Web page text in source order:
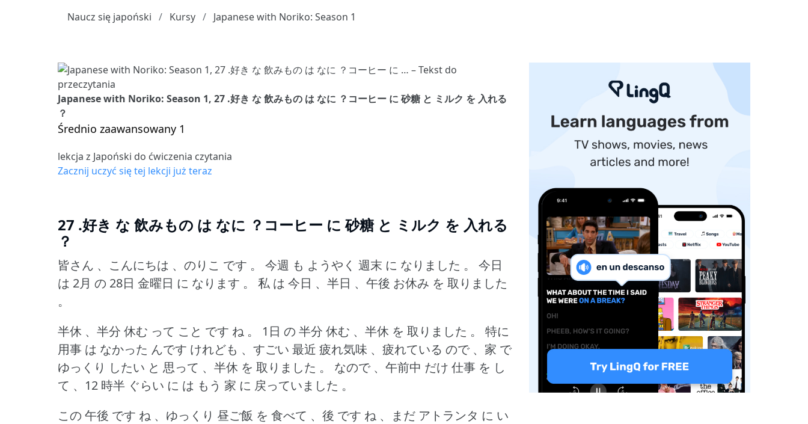
Naucz się japoński
Kursy Japanese with Noriko: Season 1
Japanese with Noriko: Season 1, 27 .好き な 飲みもの は なに ？コーヒー に 砂糖 と ミルク を 入れる
？
Średnio zaawansowany 1
lekcja z Japoński do ćwiczenia czytania
Zacznij uczyć się tej lekcji już teraz
27 .好き な 飲みもの は なに ？コーヒー に 砂糖 と ミルク を 入れる
？
皆さん 、こんにちは 、のりこ です 。 今週 も ようやく 週末 に なりました 。
今日
は 2月 の 28日 金曜日 に なります 。
私 は 今日 、半日 、午後 お休み を 取りました
。
半休 、半分 休む って こと です ね 。
1日 の 半分 休む 、半休 を 取りました 。
特に
用事 は なかった んです けれども 、すごい 最近 疲れ気味 、疲れている ので 、家 で
ゆっくり したい と 思って 、半休 を 取りました 。
なので 、午前中 だけ 仕事 を し
て 、12 時半 ぐらい に は もう 家 に 戻っていました 。
この 午後 です ね 、ゆっくり 昼ご飯 を 食べて 、後 です ね 、まだ アトランタ に い